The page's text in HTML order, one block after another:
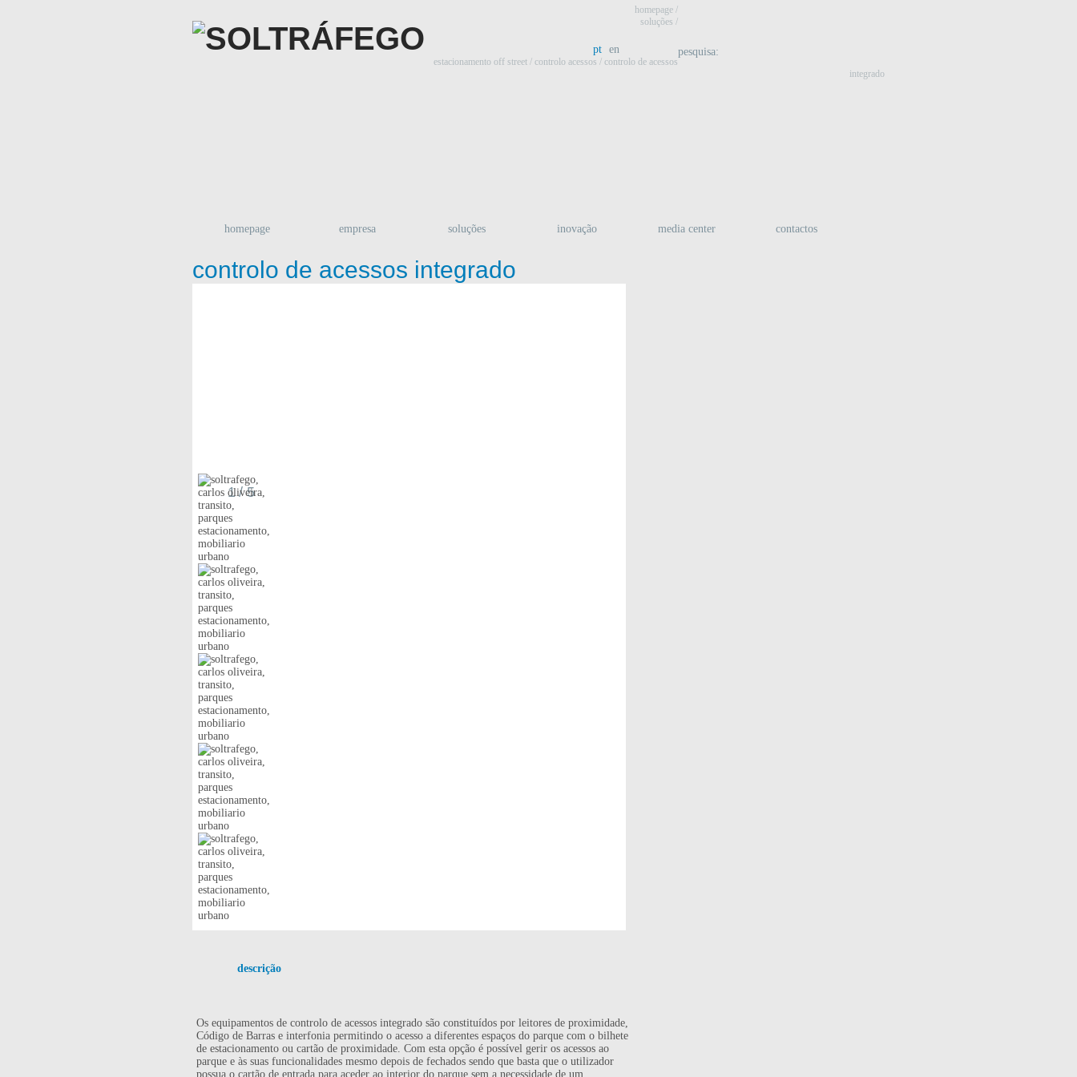
pesquisa:
pt en
homepage empresa soluções inovação media center contactos
homepage /
soluções /
estacionamento off street / controlo acessos / controlo de acessos
integrado
controlo de acessos integrado
1 / 5
descrição
Os equipamentos de controlo de acessos integrado são constituídos por leitores de proximidade,
Código de Barras e interfonia permitindo o acesso a diferentes espaços do parque com o bilhete
de estacionamento ou cartão de proximidade. Com esta opção é possível gerir os acessos ao
parque e às suas funcionalidades mesmo depois de fechados sendo que basta que o utilizador
possua o cartão de entrada para aceder ao interior do parque sem a necessidade de um